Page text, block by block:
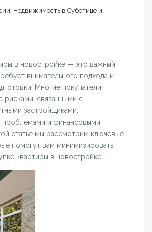
, Недвижимость в Суботице и
в новостройке — это важный
внимательного подхода и
Многие покупатели
рисками, связанными с
застройщиками,
проблемами и финансовыми
статье мы рассмотрим ключевые
помогут вам минимизировать
квартиры в новостройке.